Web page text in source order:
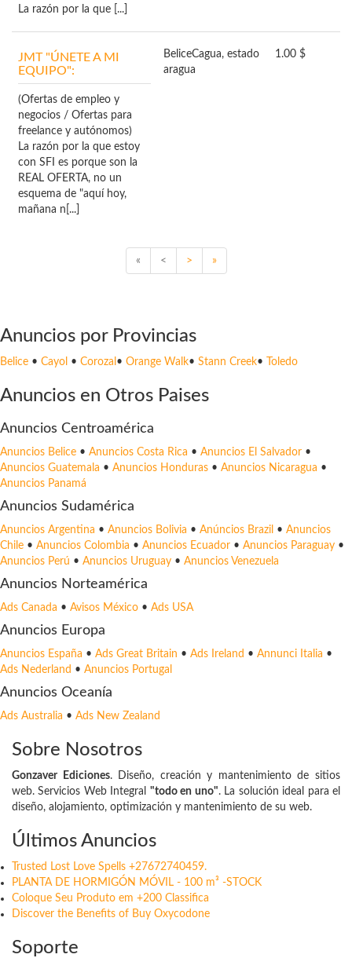
La razón por la que [...]
JMT "ÚNETE A MI
EQUIPO":
(Ofertas de empleo y
negocios / Ofertas para
freelance y autónomos)
La razón por la que estoy
con SFI es porque son la
REAL OFERTA, no un
esquema de "aquí hoy,
mañana n[...]
BeliceCagua, estado
aragua
1.00 $
« < > »
Anuncios por Provincias
Belice • Cayol • Corozal • Orange Walk• Stann Creek• Toledo
Anuncios en Otros Paises
Anuncios Centroamérica
Anuncios Belice • Anuncios Costa Rica • Anuncios El Salvador •
Anuncios Guatemala • Anuncios Honduras • Anuncios Nicaragua •
Anuncios Panamá
Anuncios Sudamérica
Anuncios Argentina • Anuncios Bolivia • Anúncios Brazil • Anuncios
Chile • Anuncios Colombia • Anuncios Ecuador • Anuncios Paraguay •
Anuncios Perú • Anuncios Uruguay • Anuncios Venezuela
Anuncios Norteamérica
Ads Canada • Avisos México • Ads USA
Anuncios Europa
Anuncios España • Ads Great Britain • Ads Ireland • Annunci Italia •
Ads Nederland • Anuncios Portugal
Anuncios Oceanía
Ads Australia • Ads New Zealand
Sobre Nosotros
Gonzaver Ediciones. Diseño, creación y mantenimiento de sitios
web. Servicios Web Integral "todo en uno". La solución ideal para el
diseño, alojamiento, optimización y mantenimiento de su web.
Últimos Anuncios
Trusted Lost Love Spells +27672740459.
PLANTA DE HORMIGÓN MÓVIL - 100 m³ -STOCK
Coloque Seu Produto em +200 Classifica
Discover the Benefits of Buy Oxycodone
Soporte